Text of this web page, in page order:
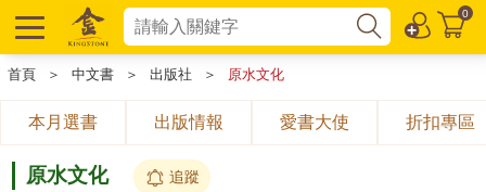
0
首頁 ＞ 中文書 ＞ 出版社 ＞ 原水文化
本月選書 出版情報 愛書大使 折扣專區
原水文化 追蹤